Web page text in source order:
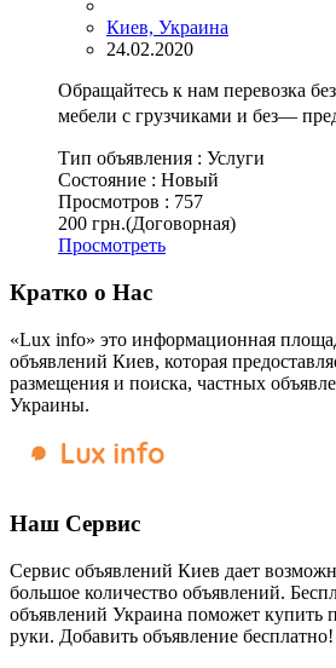
Киев, Украина
24.02.2020
Обращайтесь к нам перевозка
мебели с грузчиками и без—
Тип объявления : Услуги
Состояние : Новый
Просмотров : 757
200 грн.(Договорная)
Просмотреть
Кратко о Нас
«Lux info» это информационная
объявлений Киев, которая
размещения и поиска, частных
Украины.
Наш Сервис
Сервис объявлений Киев дает
большое количество объявлений.
объявлений Украина поможет купить
руки. Добавить объявление бесплатно!